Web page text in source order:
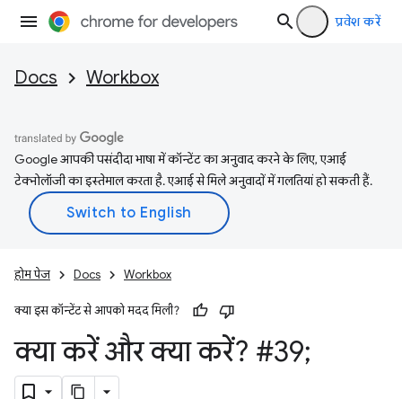
प्रवेश करें
Docs Workbox
Google आपकी पसंदीदा भाषा में कॉन्टेंट का अनुवाद करने के लिए, एआई
टेक्नोलॉजी का इस्तेमाल करता है. एआई से मिले अनुवादों में गलतियां हो सकती हैं.
होम पेज Docs Workbox
क्या इस कॉन्टेंट से आपको मदद मिली?
क्या करें और क्या करें? #39;